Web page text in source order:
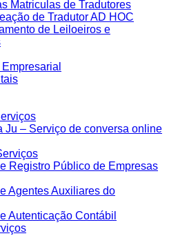
Matriculas de Tradutores
de Tradutor AD HOC
de Leiloeiros e
Ju – Serviço de conversa online
Registro Público de Empresas
Agentes Auxiliares do
Autenticação Contábil